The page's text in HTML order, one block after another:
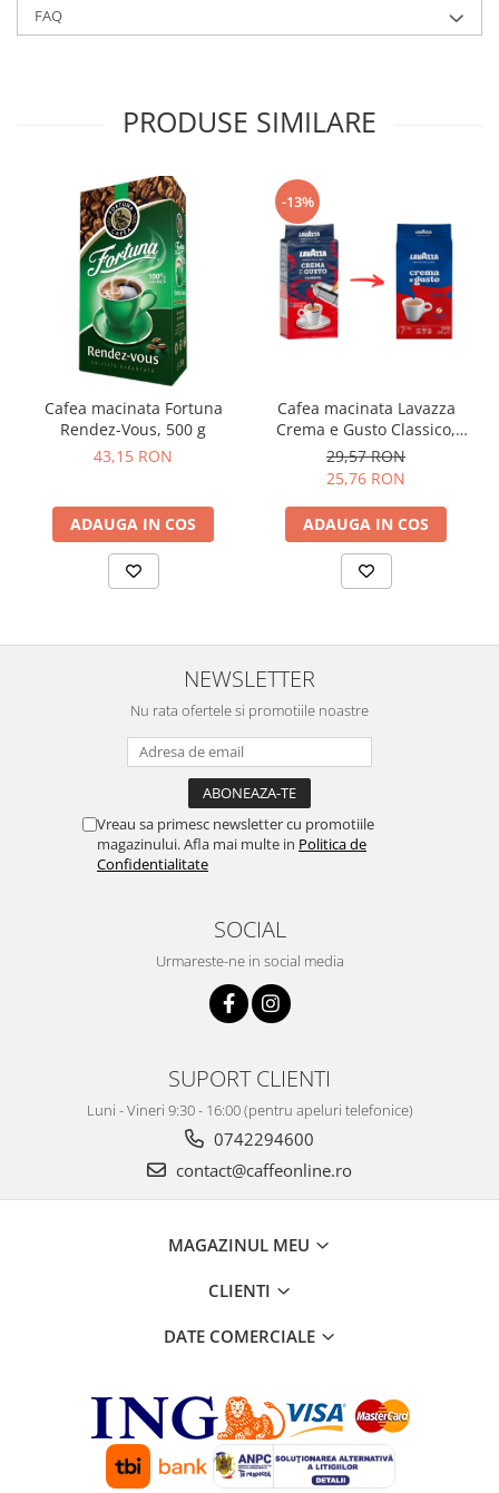
FAQ
PRODUSE SIMILARE
Cafea macinata Fortuna
Rendez-Vous, 500 g
43,15 RON
ADAUGA IN COS
-13%
Cafea macinata Lavazza
Crema e Gusto Classico,
250g
29,57 RON
25,76 RON
ADAUGA IN COS
NEWSLETTER
Nu rata ofertele si promotiile noastre
Vreau sa primesc newsletter cu promotiile
magazinului. Afla mai multe in Politica de
Confidentialitate
SOCIAL
Urmareste-ne in social media
SUPORT CLIENTI
Luni - Vineri 9:30 - 16:00 (pentru apeluri telefonice)
0742294600
contact@caffeonline.ro
MAGAZINUL MEU
CLIENTI
DATE COMERCIALE